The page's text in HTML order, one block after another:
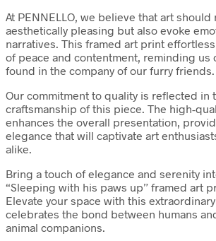
At PENNELLO, we believe that art should
aesthetically pleasing but also evoke
narratives. This framed art print
of peace and contentment, reminding us
found in the company of our furry friends.
Our commitment to quality is reflected in
craftsmanship of this piece. The high-
enhances the overall presentation,
elegance that will captivate art
alike.
Bring a touch of elegance and serenity
“Sleeping with his paws up” framed art
Elevate your space with this
celebrates the bond between humans
animal companions.